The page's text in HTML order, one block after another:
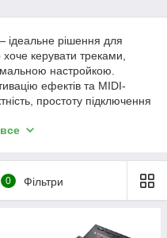
ідеальне рішення для
хоче керувати треками,
настройкою.
ефектів та MIDI-
простоту підключення
в налаштуваннях,
студії.
0 Фільтри